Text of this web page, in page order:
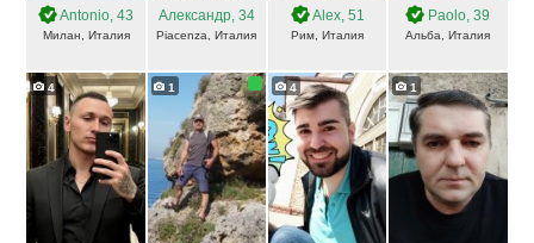
Antonio, 43
Милан, Италия
Александр, 34
Piacenza, Италия
Alex, 51
Рим, Италия
Paolo, 39
Альба, Италия
4 1 4 1